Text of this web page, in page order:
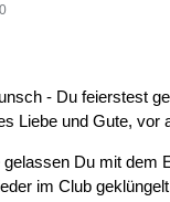
- Du feierstest
Liebe und Gute,
Du mit dem
im Club